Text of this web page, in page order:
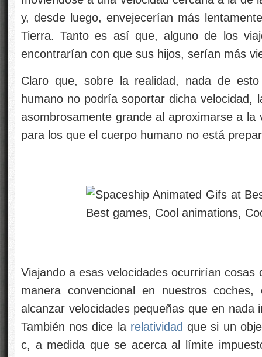
y, desde luego, envejecerían más
Tierra. Tanto es así que, alguno de los
encontrarían con que sus hijos, serían más
Claro que, sobre la realidad, nada de
humano no podría soportar dicha velocidad,
asombrosamente grande al aproximarse a
para los que el cuerpo humano no está
Viajando a esas velocidades ocurrirían cosas
manera convencional en nuestros
alcanzar velocidades pequeñas que en nada
También nos dice la relatividad que si un
c, a medida que se acerca al límite